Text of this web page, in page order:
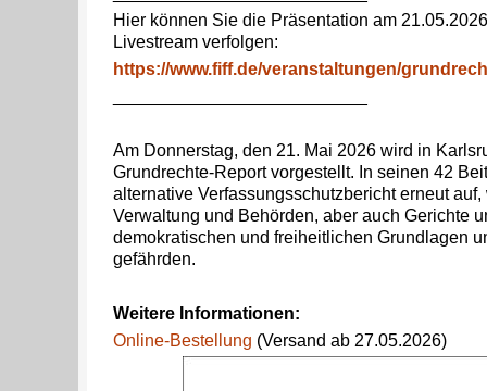
Hier können Sie die Präsentation am
Livestream verfolgen:
https://www.fiff.de/veranstaltungen/
Am Donnerstag, den 21. Mai 2026 wird in
Grundrechte-Report vorgestellt. In seinen 42
alternative Verfassungsschutzbericht erneut
Verwaltung und Behörden, aber auch Gerichte
demokratischen und freiheitlichen Grundlagen
gefährden.
Weitere Informationen:
Online-Bestellung (Versand ab 27.05.2026)